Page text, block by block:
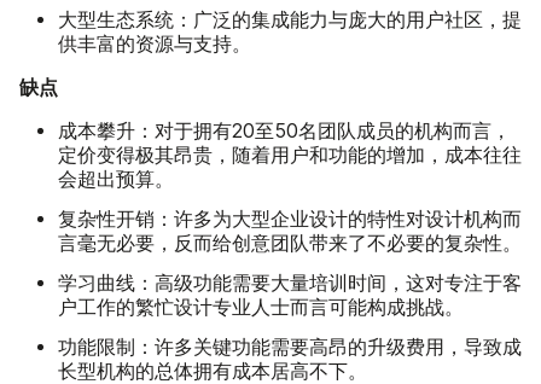
大型生态系统： 广泛的集成能力与庞大的用户社区，提
供丰富的资源与支持。
缺点
成本攀升： 对于拥有20至50名团队成员的机构而言，
定价变得极其昂贵，随着用户和功能的增加，成本往往
会超出预算。
复杂性开销： 许多为大型企业设计的特性对设计机构而
言毫无必要，反而给创意团队带来了不必要的复杂性。
学习曲线： 高级功能需要大量培训时间，这对专注于客
户工作的繁忙设计专业人士而言可能构成挑战。
功能限制： 许多关键功能需要高昂的升级费用，导致成
长型机构的总体拥有成本居高不下。